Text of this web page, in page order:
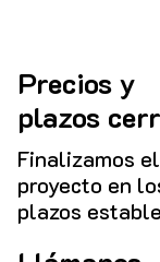
Precios y
plazos
Finalizamos el
proyecto en
plazos